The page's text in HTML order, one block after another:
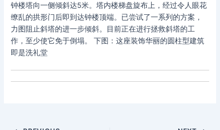
钟楼塔向一侧倾斜达5米。塔内楼梯盘旋布上，经过令人眼花
缭乱的拱形门后即到达钟楼顶端。已尝试了一系列的方案，
力图阻止斜塔的进一步倾斜。目前正在进行拯救斜塔的工
作，至少使它免于倒塌。 下图：这座装饰华丽的圆柱型建筑
即是洗礼堂